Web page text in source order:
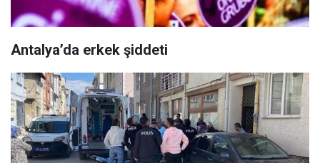
Antalya’da erkek şiddeti